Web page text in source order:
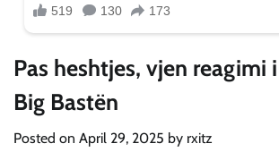
Pas heshtjes, vjen reagimi
Big Bastën
Posted on April 29, 2025 by rxitz